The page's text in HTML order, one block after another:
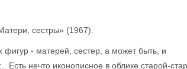
сестры» (1967).
- матерей, сестер, а может быть, и
нечто иконописное в облике старой-